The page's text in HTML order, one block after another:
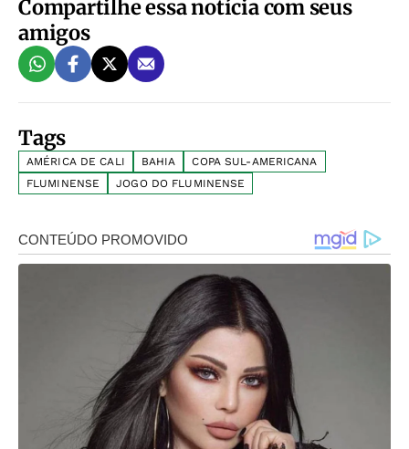
Compartilhe essa notícia com seus
amigos
Tags
AMÉRICA DE CALI BAHIA
COPA SUL-AMERICANA
FLUMINENSE
JOGO DO FLUMINENSE